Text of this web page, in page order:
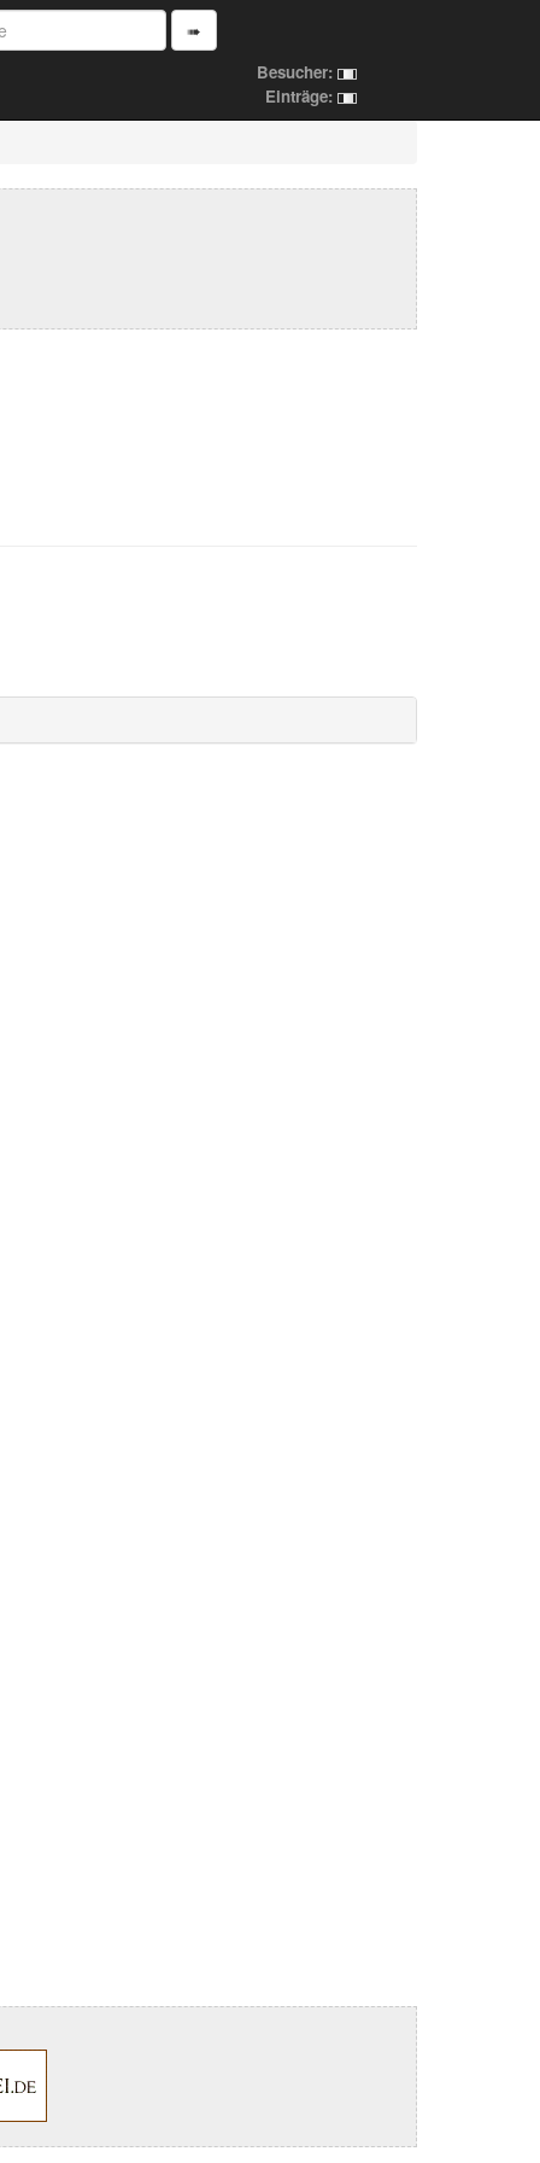
➠
Besucher:
Einträge: